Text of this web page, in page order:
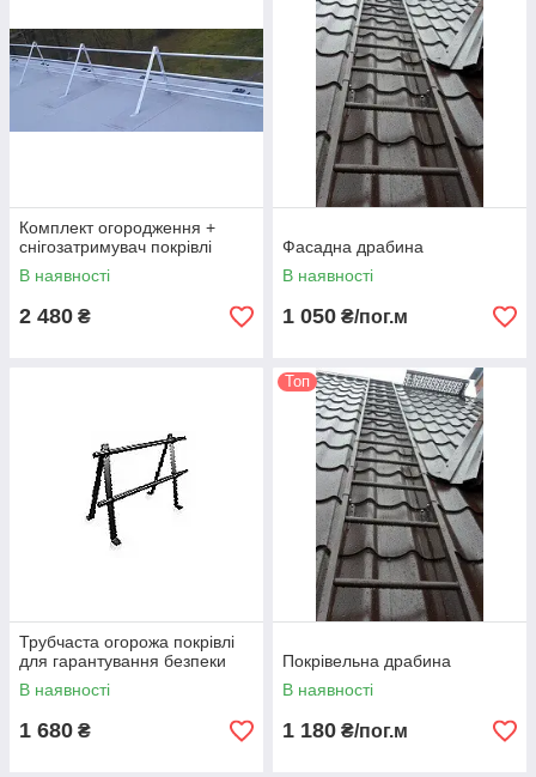
Комплект огородження +
снігозатримувач покрівлі
В наявності
2 480 ₴
Фасадна драбина
В наявності
1 050 ₴/пог.м
Трубчаста огорожа покрівлі
для гарантування безпеки
В наявності
1 680 ₴
Топ
Покрівельна драбина
В наявності
1 180 ₴/пог.м